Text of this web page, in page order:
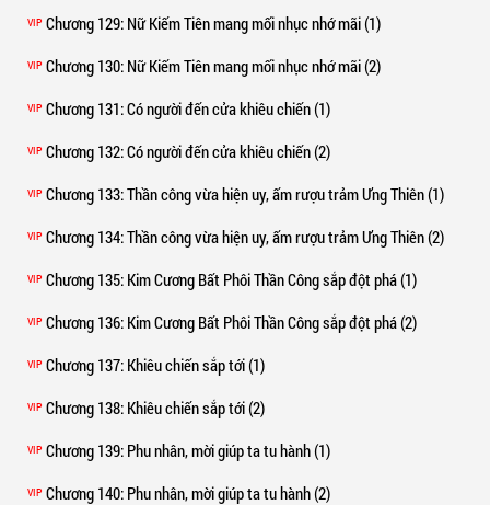
VIP Chương 129: Nữ Kiếm Tiên mang mối nhục nhớ mãi (1)
VIP Chương 130: Nữ Kiếm Tiên mang mối nhục nhớ mãi (2)
VIP Chương 131: Có người đến cửa khiêu chiến (1)
VIP Chương 132: Có người đến cửa khiêu chiến (2)
VIP Chương 133: Thần công vừa hiện uy, ấm rượu trảm Ưng Thiên (1)
VIP Chương 134: Thần công vừa hiện uy, ấm rượu trảm Ưng Thiên (2)
VIP Chương 135: Kim Cương Bất Phôi Thần Công sắp đột phá (1)
VIP Chương 136: Kim Cương Bất Phôi Thần Công sắp đột phá (2)
VIP Chương 137: Khiêu chiến sắp tới (1)
VIP Chương 138: Khiêu chiến sắp tới (2)
VIP Chương 139: Phu nhân, mời giúp ta tu hành (1)
VIP Chương 140: Phu nhân, mời giúp ta tu hành (2)